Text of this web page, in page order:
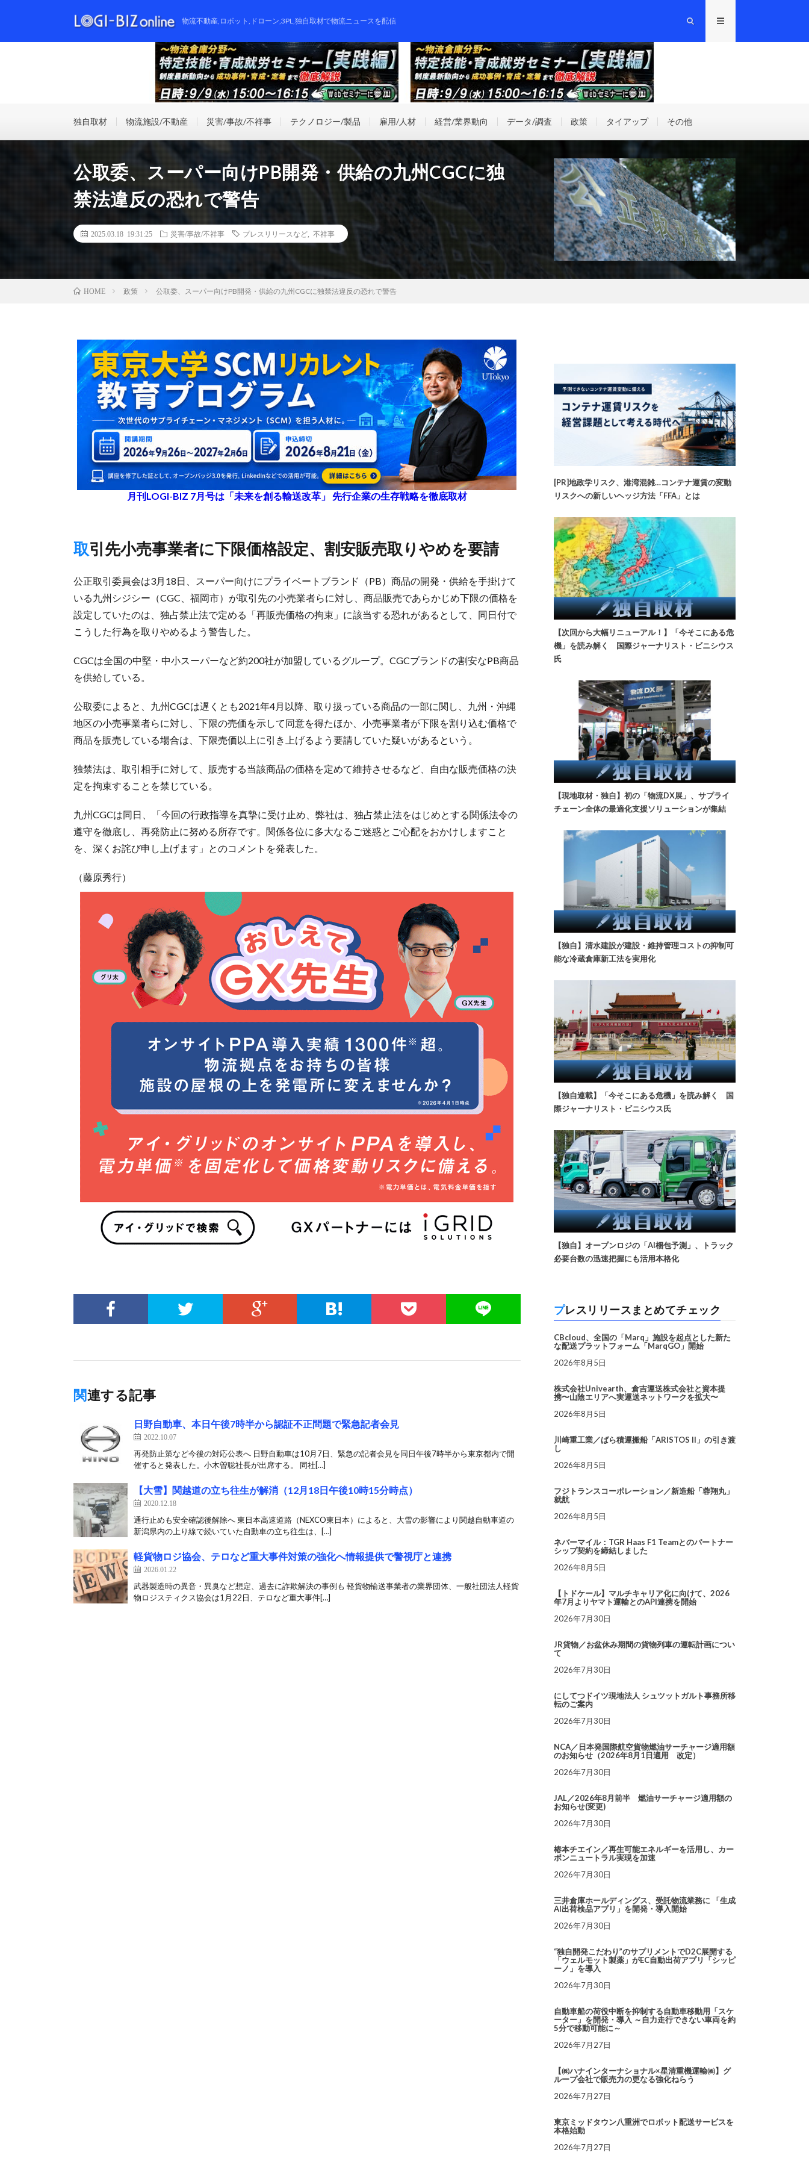
物流不動産,ロボット,ドローン,3PL,独自取材で物流ニュースを配信
独自取材 物流施設/不動産 災害/事故/不祥事 テクノロジー/製品 雇用/人材 経営/業界動向 データ/調査 政策 タイアップ その他
公取委、スーパー向けPB開発・供給の九州CGCに独
禁法違反の恐れで警告
2025.03.18 19:31:25 災害/事故/不祥事 プレスリリースなど 不祥事
HOME 政策 公取委、スーパー向けPB開発・供給の九州CGCに独禁法違反の恐れで警告
月刊LOGI-BIZ 7月号は「未来を創る輸送改革」 先行企業の生存戦略を徹底取材
取引先小売事業者に下限価格設定、割安販売取りやめを要請
公正取引委員会は3月18日、スーパー向けにプライベートブランド（PB）商品の開発・供給を手掛けて
いる九州シジシー（CGC、福岡市）が取引先の小売業者らに対し、商品販売であらかじめ下限の価格を
設定していたのは、独占禁止法で定める「再販売価格の拘束」に該当する恐れがあるとして、同日付で
こうした行為を取りやめるよう警告した。
CGCは全国の中堅・中小スーパーなど約200社が加盟しているグループ。CGCブランドの割安なPB商品
を供給している。
公取委によると、九州CGCは遅くとも2021年4月以降、取り扱っている商品の一部に関し、九州・沖縄
地区の小売事業者らに対し、下限の売価を示して同意を得たほか、小売事業者が下限を割り込む価格で
商品を販売している場合は、下限売価以上に引き上げるよう要請していた疑いがあるという。
独禁法は、取引相手に対して、販売する当該商品の価格を定めて維持させるなど、自由な販売価格の決
定を拘束することを禁じている。
九州CGCは同日、「今回の行政指導を真摯に受け止め、弊社は、独占禁止法をはじめとする関係法令の
遵守を徹底し、再発防止に努める所存です。関係各位に多大なるご迷惑とご心配をおかけしますこと
を、深くお詫び申し上げます」とのコメントを発表した。
（藤原秀行）
関連する記事
日野自動車、本日午後7時半から認証不正問題で緊急記者会見
2022.10.07
再発防止策など今後の対応公表へ 日野自動車は10月7日、緊急の記者会見を同日午後7時半から東京都内で開
催すると発表した。小木曽聡社長が出席する。 同社[…]
【大雪】関越道の立ち往生が解消（12月18日午後10時15分時点）
2020.12.18
通行止めも安全確認後解除へ 東日本高速道路（NEXCO東日本）によると、大雪の影響により関越自動車道の
新潟県内の上り線で続いていた自動車の立ち往生は、[…]
軽貨物ロジ協会、テロなど重大事件対策の強化へ情報提供で警視庁と連携
2026.01.22
武器製造時の異音・異臭など想定、過去に詐欺解決の事例も 軽貨物輸送事業者の業界団体、一般社団法人軽貨
物ロジスティクス協会は1月22日、テロなど重大事件[…]
[PR]地政学リスク、港湾混雑…コンテナ運賃の変動
リスクへの新しいヘッジ方法「FFA」とは
【次回から大幅リニューアル！】「今そこにある危
機」を読み解く 国際ジャーナリスト・ビニシウス
氏
【現地取材・独自】初の「物流DX展」、サプライ
チェーン全体の最適化支援ソリューションが集結
【独自】清水建設が建設・維持管理コストの抑制可
能な冷蔵倉庫新工法を実用化
【独自連載】「今そこにある危機」を読み解く 国
際ジャーナリスト・ビニシウス氏
【独自】オープンロジの「AI梱包予測」、トラック
必要台数の迅速把握にも活用本格化
プレスリリースまとめてチェック
CBcloud、全国の「Marq」施設を起点とした新た
な配送プラットフォーム「MarqGO」開始
2026年8月5日
株式会社Univearth、倉吉運送株式会社と資本提
携〜山陰エリアへ実運送ネットワークを拡大〜
2026年8月5日
川崎重工業／ばら積運搬船「ARISTOS II」の引き渡
し
2026年8月5日
フジトランスコーポレーション／新造船「蓉翔丸」
就航
2026年8月5日
ネバーマイル：TGR Haas F1 Teamとのパートナー
シップ契約を締結しました
2026年8月5日
【トドケール】マルチキャリア化に向けて、2026
年7月よりヤマト運輸とのAPI連携を開始
2026年7月30日
JR貨物／お盆休み期間の貨物列車の運転計画につい
て
2026年7月30日
にしてつドイツ現地法人 シュツットガルト事務所移
転のご案内
2026年7月30日
NCA／日本発国際航空貨物燃油サーチャージ適用額
のお知らせ（2026年8月1日適用 改定）
2026年7月30日
JAL／2026年8月前半 燃油サーチャージ適用額の
お知らせ(変更)
2026年7月30日
椿本チエイン／再生可能エネルギーを活用し、カー
ボンニュートラル実現を加速
2026年7月30日
三井倉庫ホールディングス、受託物流業務に 「生成
AI出荷検品アプリ」を開発・導入開始
2026年7月30日
“独自開発こだわり”のサプリメントでD2C展開する
「ウェルモット製薬」がEC自動出荷アプリ「シッピ
ーノ」を導入
2026年7月30日
自動車船の荷役中断を抑制する自動車移動用「スケ
ーター」を開発・導入 ～自力走行できない車両を約
5分で移動可能に～
2026年7月27日
【㈱ハナインターナショナル×星清重機運輸㈱】グ
ループ会社で販売力の更なる強化ねらう
2026年7月27日
東京ミッドタウン八重洲でロボット配送サービスを
本格始動
2026年7月27日